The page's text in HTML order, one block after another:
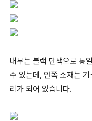
내부는 블랙 단색으로 통
수 있는데, 안쪽 소재는
리가 되어 있습니다.